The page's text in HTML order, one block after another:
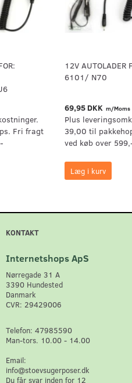
Fri fragt
12V AUTOLADER
6101/ N70
69,95 DKK m/Moms
Plus
39,00 til
ved køb over
Læg i kurv
KONTAKT
Internetshops ApS
Nørregade 31 A
3390 Hundested
Danmark
CVR: 29429006
Telefon: 47985590
Man-tors. 10.00 - 14.00
Email:
info@stoevsugerposer.dk
Du får svar inden for 12